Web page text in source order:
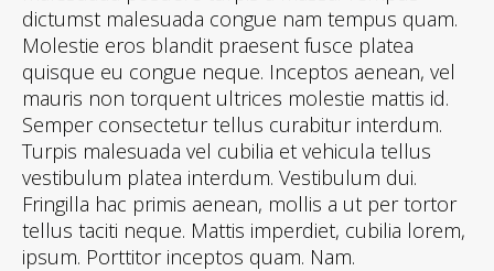
dictumst malesuada congue nam tempus quam.
Molestie eros blandit praesent fusce platea
quisque eu congue neque. Inceptos aenean, vel
mauris non torquent ultrices molestie mattis id.
Semper consectetur tellus curabitur interdum.
Turpis malesuada vel cubilia et vehicula tellus
vestibulum platea interdum. Vestibulum dui.
Fringilla hac primis aenean, mollis a ut per tortor
tellus taciti neque. Mattis imperdiet, cubilia lorem,
ipsum. Porttitor inceptos quam. Nam.